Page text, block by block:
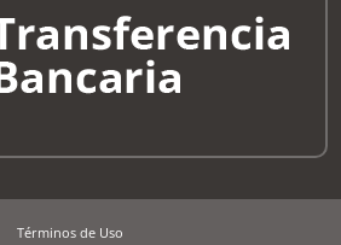
Términos de Uso